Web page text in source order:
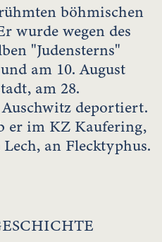
böhmischen
wurde wegen des
"Judensterns"
am 10. August
am 28.
Auschwitz deportiert.
er im KZ Kaufering,
an Flecktyphus.